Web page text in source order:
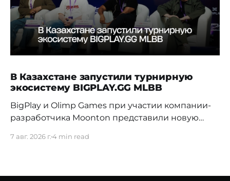
В Казахстане запустили турнирную
экосистему BIGPLAY.GG MLBB
BigPlay и Olimp Games при участии компании-
разработчика Moonton представили новую
Проект должен усилить позиции Казахстана на
7 авг. 2026 г.4 min read